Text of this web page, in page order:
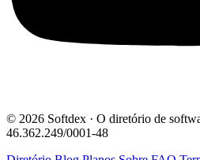
© 2026 Softdex · O diretório de
46.362.249/0001-48